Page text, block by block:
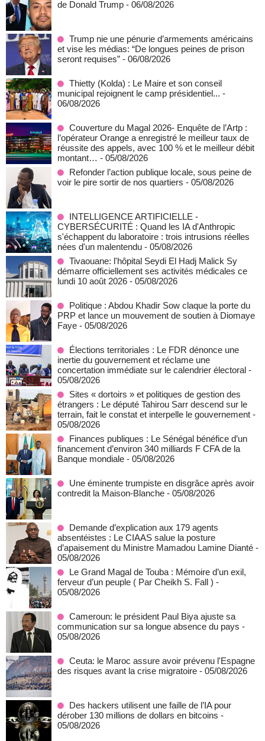
de Donald Trump - 06/08/2026
Trump nie une pénurie d’armements américains
et vise les médias: “De longues peines de prison
seront requises” - 06/08/2026
‎Thietty (Kolda) : Le Maire et son conseil
municipal rejoignent le camp présidentiel... -
06/08/2026
Couverture du Magal 2026- Enquête de l’Artp :
l’opérateur Orange a enregistré le meilleur taux de
réussite des appels, avec 100 % et le meilleur débit
montant… - 05/08/2026
Refonder l’action publique locale, sous peine de
voir le pire sortir de nos quartiers - 05/08/2026
INTELLIGENCE ARTIFICIELLE -
CYBERSÉCURITÉ : Quand les IA d'Anthropic
s'échappent du laboratoire : trois intrusions réelles
nées d'un malentendu - 05/08/2026
Tivaouane: l'hôpital Seydi El Hadj Malick Sy
démarre officiellement ses activités médicales ce
lundi 10 août 2026 - 05/08/2026
Politique : Abdou Khadir Sow claque la porte du
PRP et lance un mouvement de soutien à Diomaye
Faye - 05/08/2026
Élections territoriales : Le FDR dénonce une
inertie du gouvernement et réclame une
concertation immédiate sur le calendrier électoral -
05/08/2026
Sites « dortoirs » et politiques de gestion des
étrangers : Le député Tahirou Sarr descend sur le
terrain, fait le constat et interpelle le gouvernement -
05/08/2026
Finances publiques : Le Sénégal bénéfice d’un
financement d’environ 340 milliards F CFA de la
Banque mondiale - 05/08/2026
Une éminente trumpiste en disgrâce après avoir
contredit la Maison-Blanche - 05/08/2026
Demande d’explication aux 179 agents
absentéistes : Le CIAAS salue la posture
d’apaisement du Ministre Mamadou Lamine Dianté -
05/08/2026
Le Grand Magal de Touba : Mémoire d’un exil,
ferveur d’un peuple ( Par Cheikh S. Fall ) -
05/08/2026
Cameroun: le président Paul Biya ajuste sa
communication sur sa longue absence du pays -
05/08/2026
Ceuta: le Maroc assure avoir prévenu l'Espagne
des risques avant la crise migratoire - 05/08/2026
Des hackers utilisent une faille de l’IA pour
dérober 130 millions de dollars en bitcoins -
05/08/2026